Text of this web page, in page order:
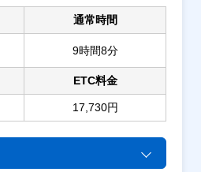
通常時間
9時間8分
ETC料金
17,730円